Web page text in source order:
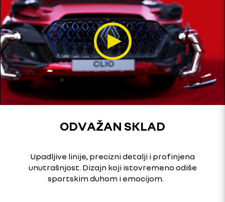
ODVAŽAN SKLAD
Upadljive linije, precizni detalji i profinjena
unutrašnjost. Dizajn koji istovremeno odiše
sportskim duhom i emocijom.